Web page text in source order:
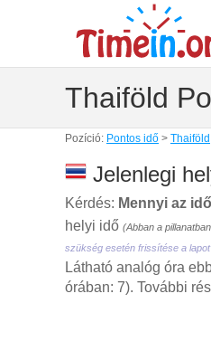
Thaiföld
Pozíció: Pontos idő > Thaiföld
Jelenlegi
Kérdés: Mennyi az
helyi idő (Abban a
szükség esetén frissítése a lapot
Látható analóg óra
órában: 7). További